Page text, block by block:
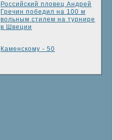
Российский пловец Андрей
Гречин победил на 100 м
вольным стилем на турнире
в Швеции
Каменскому - 50